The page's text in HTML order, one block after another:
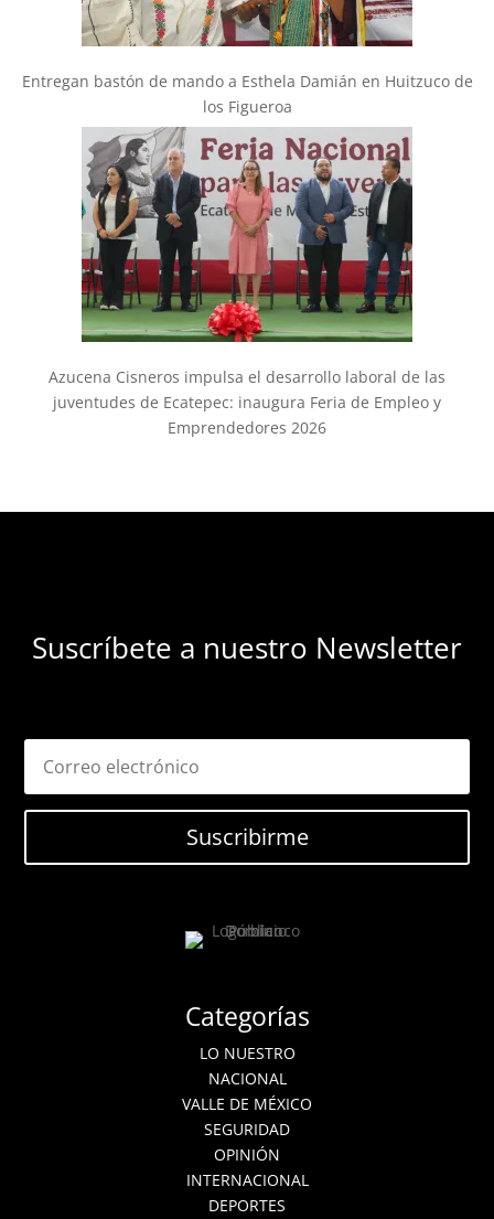
Entregan bastón de mando a Esthela Damián en Huitzuco de
los Figueroa
Azucena Cisneros impulsa el desarrollo laboral de las
juventudes de Ecatepec: inaugura Feria de Empleo y
Emprendedores 2026
Suscríbete a nuestro Newsletter
Suscribirme
Categorías
LO NUESTRO
NACIONAL
VALLE DE MÉXICO
SEGURIDAD
OPINIÓN
INTERNACIONAL
DEPORTES